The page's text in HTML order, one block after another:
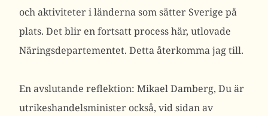
och aktiviteter i länderna som sätter Sverige på
plats. Det blir en fortsatt process här, utlovade
Näringsdepartementet. Detta återkomma jag till.
En avslutande reflektion: Mikael Damberg, Du är
utrikeshandelsminister också, vid sidan av